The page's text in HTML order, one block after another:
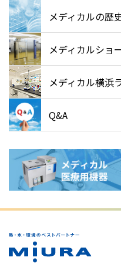
メディカルの歴
メディカルショ
メディカル横浜
Q&A